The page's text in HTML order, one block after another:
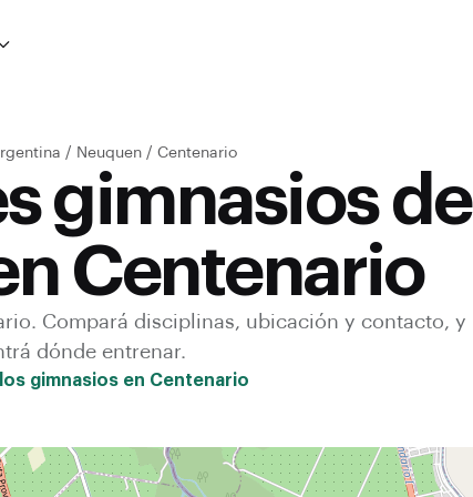
/ Neuquen / Centenario
gimnasios de
Centenario
. Compará disciplinas, ubicación y contacto, y
dónde entrenar.
gimnasios en Centenario